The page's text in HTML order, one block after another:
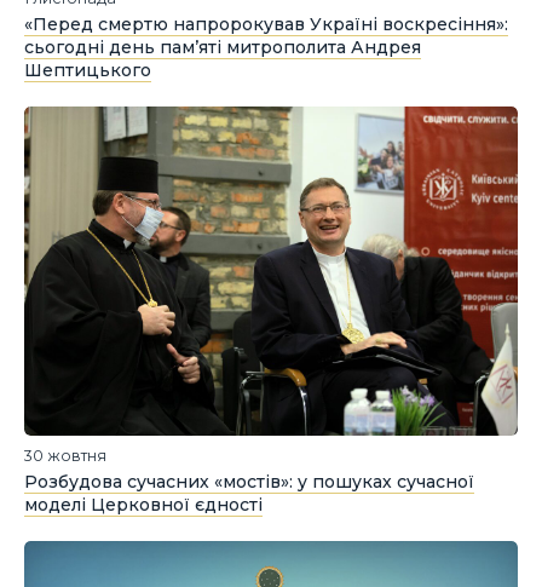
«Перед смертю напророкував Україні воскресіння»:
сьогодні день пам’яті митрополита Андрея
Шептицького
30 жовтня
Розбудова сучасних «мостів»: у пошуках сучасної
моделі Церковної єдності